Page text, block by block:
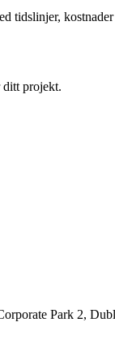
tidslinjer, kostnader
ditt projekt.
Park 2,